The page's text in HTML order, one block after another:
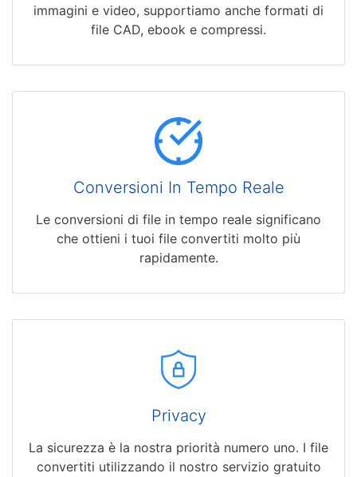
immagini e video, supportiamo anche formati di
file CAD, ebook e compressi.
Conversioni In Tempo Reale
Le conversioni di file in tempo reale significano
che ottieni i tuoi file convertiti molto più
rapidamente.
Privacy
La sicurezza è la nostra priorità numero uno. I file
convertiti utilizzando il nostro servizio gratuito